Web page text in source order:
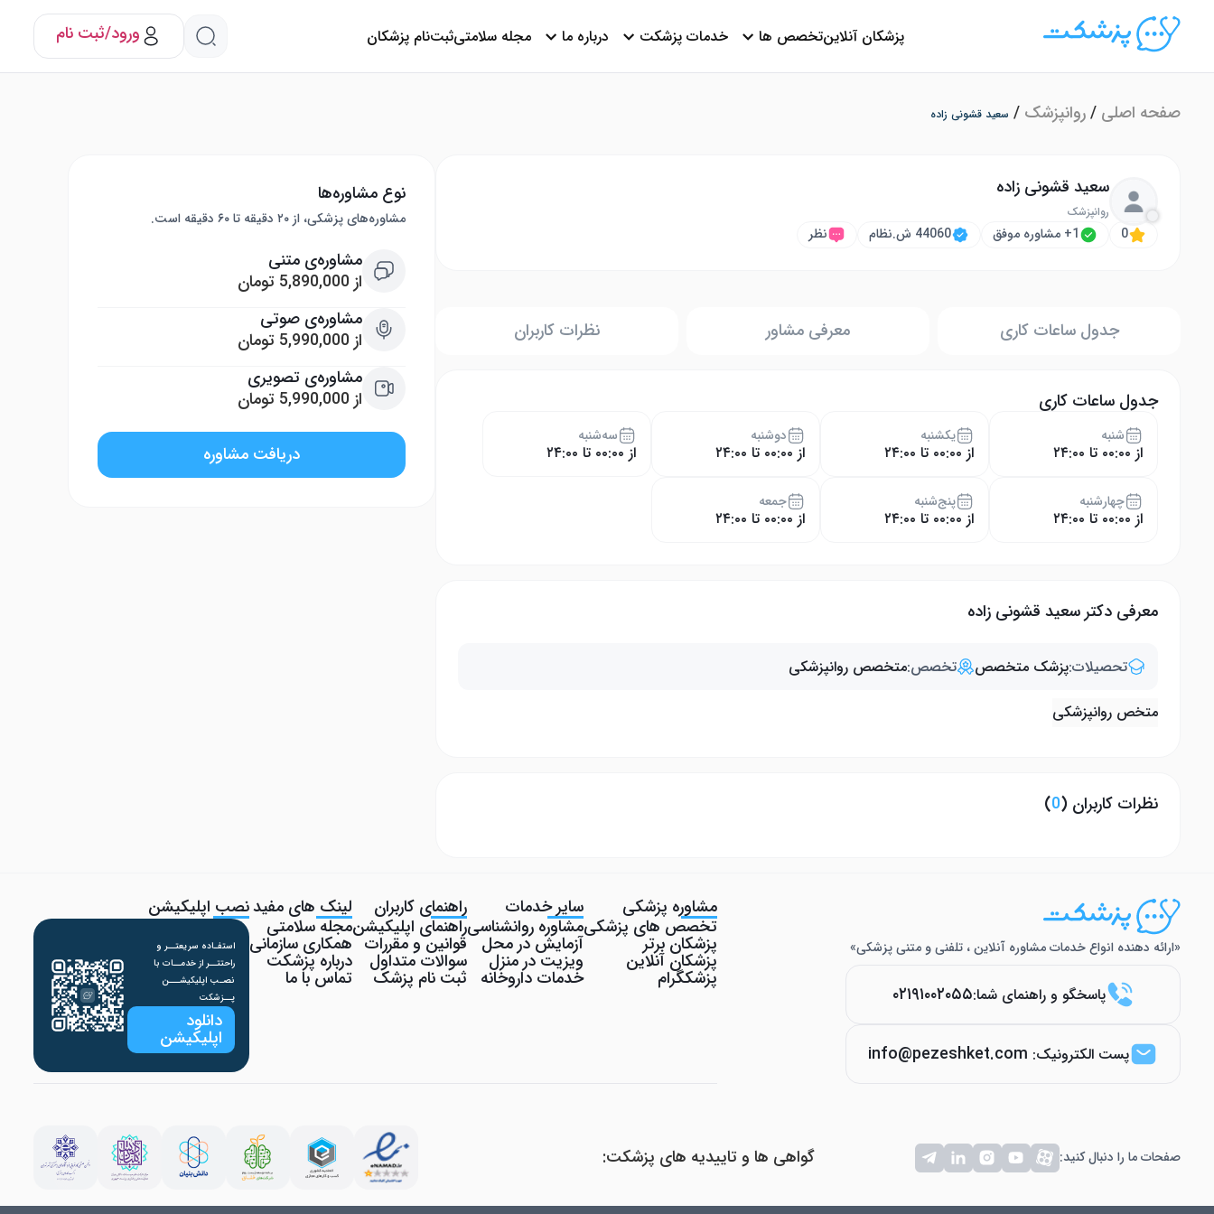
پزشکان آنلاینتخصص ها خدمات پزشکت درباره ما مجله سلامتیثبت‌نام پزشکان ورود/ثبت نام
صفحه اصلی /روانپزشک / سعید قشونی زاده
سعید قشونی زاده
روانپزشک
0 1+ مشاوره موفق 44060 ش.نظام نظر
جدول ساعات کاری معرفی مشاور نظرات کاربران
جدول ساعات کاری
شنبه
از ۰۰:۰۰ تا ۲۴:۰۰
یکشنبه
از ۰۰:۰۰ تا ۲۴:۰۰
دوشنبه
از ۰۰:۰۰ تا ۲۴:۰۰
سه‌شنبه
از ۰۰:۰۰ تا ۲۴:۰۰
چهار‌شنبه
از ۰۰:۰۰ تا ۲۴:۰۰
پنج‌شنبه
از ۰۰:۰۰ تا ۲۴:۰۰
جمعه
از ۰۰:۰۰ تا ۲۴:۰۰
معرفی دکتر سعید قشونی زاده
تحصیلات:پزشک متخصص تخصص:متخصص روانپزشکی
متخص روانپزشکی
نظرات کاربران (0
)
نوع مشاوره‌ها
مشاوره‌های پزشکی، از ۲۰ دقیقه تا ۶۰ دقیقه است.
مشاوره‌ی متنی
از 5,890,000 تومان
مشاوره‌ی صوتی
از 5,990,000 تومان
مشاوره‌ی تصویری
از 5,990,000 تومان
دریافت مشاوره
«ارائه دهنده انواع خدمات مشاوره آنلاین ، تلفنی و متنی پزشکی»
پاسخگو و راهنمای شما:۰۲۱۹۱۰۰۲۰۵۵
پست الکترونیک: info@pezeshket.com
مشاوره پزشکی
تخصص های پزشکی
پزشکان برتر
پزشکان آنلاین
پزشکگرام
سایر خدمات
مشاوره روانشناسی
آزمایش در محل
ویزیت در منزل
خدمات داروخانه
راهنمای کاربران
راهنمای اپلیکیشن
قوانین و مقررات
سوالات متداول
ثبت نام پزشک
لینک های مفید
مجله سلامتی
همکاری سازمانی
درباره پزشکت
تماس با ما
نصب اپلیکیشن
استفـاده سریعتــر و
راحتتــر از خدمــات با
نصـب اپلیکیشـــن
پــزشکت
دانلود
اپلیکیشن
صفحات ما را دنبال کنید: گواهی ها و تاییدیه های پزشکت: